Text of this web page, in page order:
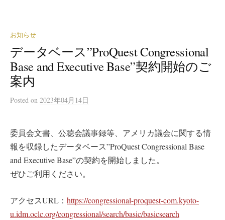
お知らせ
データベース”ProQuest Congressional
Base and Executive Base”契約開始のご
案内
Posted on 2023年04月14日
委員会文書、公聴会議事録等、アメリカ議会に関する情
報を収録したデータベース”ProQuest Congressional Base
and Executive Base”の契約を開始しました。
ぜひご利用ください。
アクセスURL： https://congressional-proquest-com.kyoto-
u.idm.oclc.org/congressional/search/basic/basicsearch